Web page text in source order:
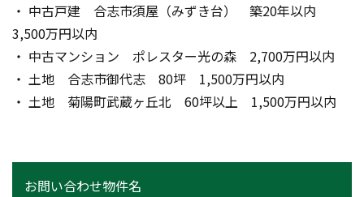
・ 中古戸建　合志市須屋（みずき台）　築20年以内
3,500万円以内
・ 中古マンション　ポレスター光の森　2,700万円以内
・ 土地　合志市御代志　80坪　1,500万円以内
・ 土地　菊陽町武蔵ヶ丘北　60坪以上　1,500万円以内
お問い合わせ物件名